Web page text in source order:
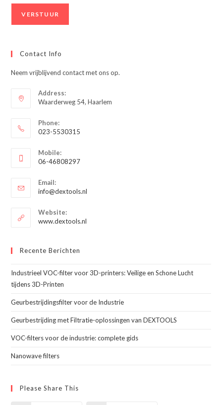
Contact Info
Neem vrijblijvend contact met ons op.
Address:
Waarderweg 54, Haarlem
Phone:
023-5530315
in
je
toepassing
Mobile:
06-46808297
in
je
toepassing
Email:
info@dextools.nl
Website:
www.dextools.nl
Recente Berichten
Industrieel VOC-filter voor 3D-printers: Veilige en Schone Lucht
tijdens 3D-Printen
Geurbestrijdingsfilter voor de Industrie
Geurbestrijding met Filtratie-oplossingen van DEXTOOLS
VOC-filters voor de industrie: complete gids
Nanowave filters
Please Share This